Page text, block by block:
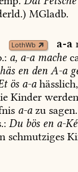
MGladb.
LothWb a-a
a, a-amache
häs en den A-a
ös a-ahässlich,
Kinder
a-azu sagen.
Du bös en a-
schmutziges